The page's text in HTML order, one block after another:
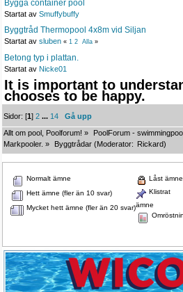
Bygga container pool
Startat av Smuffybuffy
Byggtråd Thermopool 4x8m vid Siljan
Startat av sluben « 1 2 Alla »
Betong typ i plattan.
Startat av Nicke01
It is important to
chooses to be happy.
Sidor: [1]2 ...14
Gå upp
Allt om pool, Poolforum! » PoolForum -
Markpooler. » Byggtrådar (Moderator: Rickard)
Normalt ämne
Hett ämne (fler än 10 svar)
Mycket hett ämne (fler än 20 svar)
Låst ämne
Klistrat
ämne